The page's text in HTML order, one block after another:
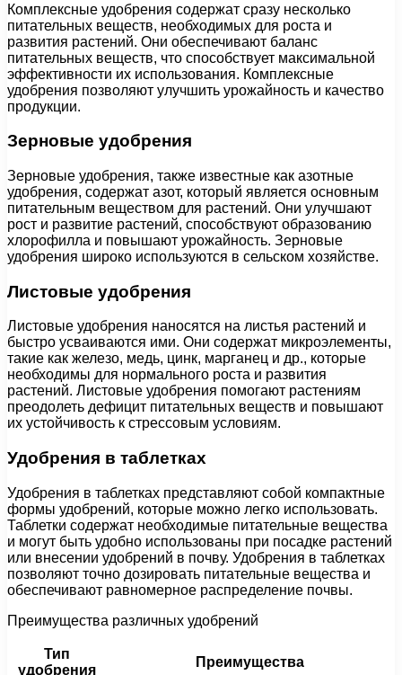
Комплексные удобрения содержат сразу несколько
питательных веществ, необходимых для роста и
развития растений. Они обеспечивают баланс
питательных веществ, что способствует максимальной
эффективности их использования. Комплексные
удобрения позволяют улучшить урожайность и качество
продукции.
Зерновые удобрения
Зерновые удобрения, также известные как азотные
удобрения, содержат азот, который является основным
питательным веществом для растений. Они улучшают
рост и развитие растений, способствуют образованию
хлорофилла и повышают урожайность. Зерновые
удобрения широко используются в сельском хозяйстве.
Листовые удобрения
Листовые удобрения наносятся на листья растений и
быстро усваиваются ими. Они содержат микроэлементы,
такие как железо, медь, цинк, марганец и др., которые
необходимы для нормального роста и развития
растений. Листовые удобрения помогают растениям
преодолеть дефицит питательных веществ и повышают
их устойчивость к стрессовым условиям.
Удобрения в таблетках
Удобрения в таблетках представляют собой компактные
формы удобрений, которые можно легко использовать.
Таблетки содержат необходимые питательные вещества
и могут быть удобно использованы при посадке растений
или внесении удобрений в почву. Удобрения в таблетках
позволяют точно дозировать питательные вещества и
обеспечивают равномерное распределение почвы.
Преимущества различных удобрений
Тип
удобрения
Преимущества